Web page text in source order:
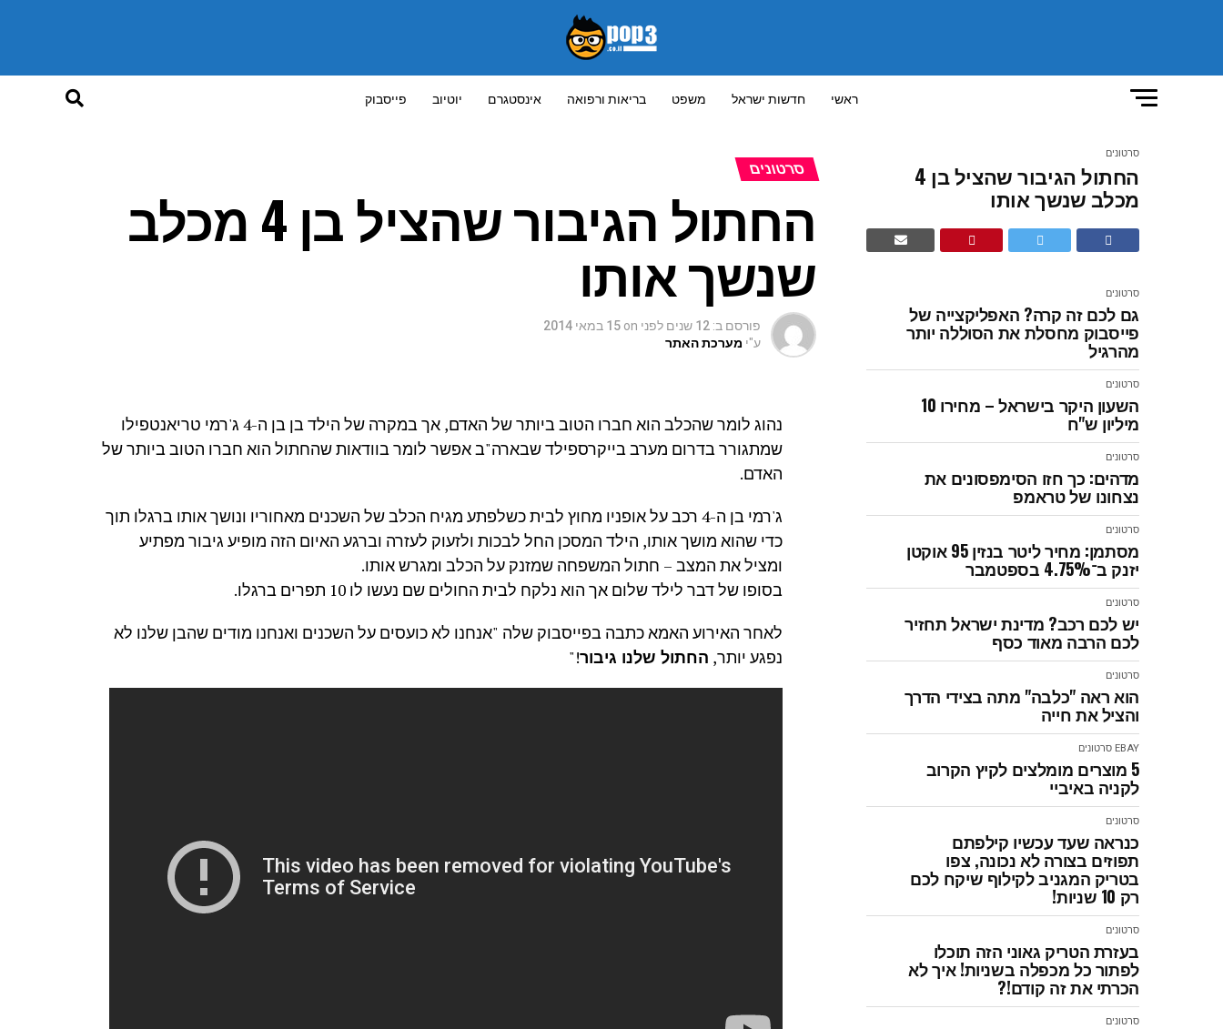
ראשי חדשות ישראל משפט בריאות ורפואה אינסטגרם יוטיוב פייסבוק
סרטונים
החתול הגיבור שהציל בן 4
מכלב שנשך אותו
סרטונים
גם לכם זה קרה? האפליקצייה של
פייסבוק מחסלת את הסוללה יותר
מהרגיל
סרטונים
השעון היקר בישראל – מחירו 10
מיליון ש"ח
סרטונים
מדהים: כך חזו הסימפסונים את
נצחונו של טראמפ
סרטונים
מסתמן: מחיר ליטר בנזין 95 אוקטן
יזנק ב־4.75% בספטמבר
סרטונים
יש לכם רכב? מדינת ישראל תחזיר
לכם הרבה מאוד כסף
סרטונים
הוא ראה "כלבה" מתה בצידי הדרך
והציל את חייה
EBAY סרטונים
5 מוצרים מומלצים לקיץ הקרוב
לקניה באיביי
סרטונים
כנראה שעד עכשיו קילפתם
תפוזים בצורה לא נכונה, צפו
בטריק המגניב לקילוף שיקח לכם
רק 10 שניות!
סרטונים
בעזרת הטריק גאוני הזה תוכלו
לפתור כל מכפלה בשניות! איך לא
הכרתי את זה קודם!?
סרטונים
סרטונים
החתול הגיבור שהציל בן 4 מכלב
שנשך אותו
פורסם ב: 12 שנים לפני on 15 במאי 2014
ע"י מערכת האתר
נהוג לומר שהכלב הוא חברו הטוב ביותר של האדם, אך במקרה של הילד בן בן ה-4 ג'רמי טריאנטפילו
שמתגורר בדרום מערב בייקרספילד שבארה"ב אפשר לומר בוודאות שהחתול הוא חברו הטוב ביותר של
האדם.
ג'רמי בן ה-4 רכב על אופניו מחוץ לבית כשלפתע מגיח הכלב של השכנים מאחוריו ונושך אותו ברגלו תוך
כדי שהוא מושך אותו, הילד המסכן החל לבכות ולזעוק לעזרה וברגע האיום הזה מופיע גיבור מפתיע
ומציל את המצב – חתול המשפחה שמזנק על הכלב ומגרש אותו.
בסופו של דבר לילד שלום אך הוא נלקח לבית החולים שם נעשו לו 10 תפרים ברגלו.
לאחר האירוע האמא כתבה בפייסבוק שלה "אנחנו לא כועסים על השכנים ואנחנו מודים שהבן שלנו לא
נפגע יותר, החתול שלנו גיבור!"